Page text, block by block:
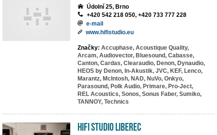
Údolní 25, Brno
+420 542 218 050, +420 733 777 228
e-mail
www.hifistudio.eu
Značky: Accuphase, Acoustique Quality,
Arcam, Audiovector, Bluesound, Cabasse,
Canton, Cardas, Clearaudio, Denon, Dynaudio,
HEOS by Denon, In-Akustik, JVC, KEF, Lenco,
Marantz, McIntosh, NAD, NuVo, Onkyo,
Parasound, Polk Audio, Primare, Pro-Ject,
REL Acoustics, Sonos, Sonus Faber, Sumiko,
TANNOY, Technics
HiFi studio Liberec